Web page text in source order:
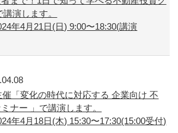
演します。
年4月21日(日) 9:00〜18:30(講演
「変化の時代に対応する 企業向け 不
ナー 」で講演します。
年4月18日(木) 15:30〜17:30(15:00受付)